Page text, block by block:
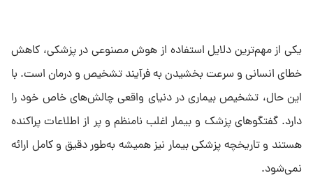
یکی از مهم‌ترین دلایل استفاده از هوش مصنوعی در پزشکی، کاهش
خطای انسانی و سرعت بخشیدن به فرآیند تشخیص و درمان است. با
این حال، تشخیص بیماری در دنیای واقعی چالش‌های خاص خود را
دارد. گفتگوهای پزشک و بیمار اغلب نامنظم و پر از اطلاعات پراکنده
هستند و تاریخچه پزشکی بیمار نیز همیشه به‌طور دقیق و کامل ارائه
نمی‌شود.